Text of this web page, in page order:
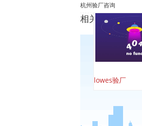
杭州验厂咨询
相关产品
lowes验厂